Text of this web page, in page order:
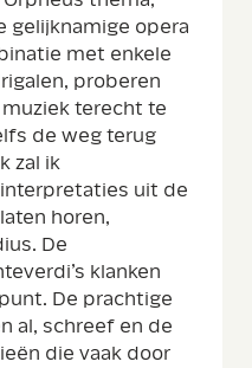
gelijknamige opera
met enkele
proberen
terecht te
de weg terug
zal ik
uit de
horen,
De
klanken
De prachtige
al, schreef en de
die vaak door